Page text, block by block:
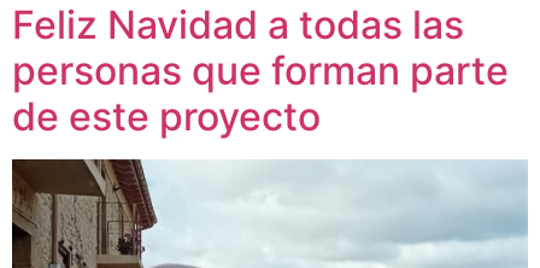
Feliz Navidad a todas las
personas que forman parte
de este proyecto